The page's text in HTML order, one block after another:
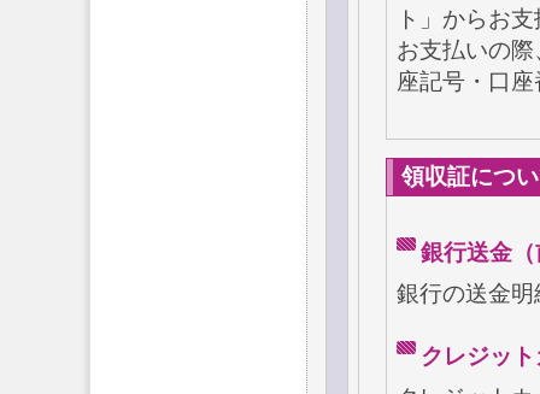
ト」からお
お支払いの
座記号・口
領収証につ
銀行送金
銀行の送金
クレジッ